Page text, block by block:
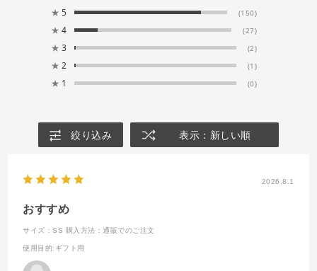
★ 5 (150)
★ 4 (27)
★ 3 (2)
★ 2 (1)
★ 1 (0)
絞り込み 表示：新しい順
2026.8.1
おすすめ
サイズ：SS 購入方法：通販でのご注文
使用目的:ギフト用